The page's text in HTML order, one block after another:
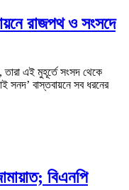
রাজপথ ও সংসদে
তারা এই মুহূর্তে সংসদ থেকে
সনদ’ বাস্তবায়নে সব ধরনের
বিএনপি